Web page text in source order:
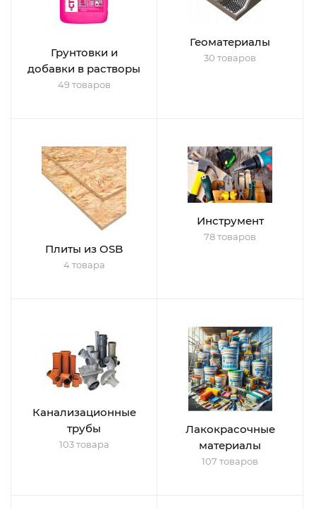
Грунтовки и
добавки в растворы
49 товаров
Геоматериалы
30 товаров
Плиты из OSB
4 товара
Инструмент
78 товаров
Канализационные
трубы
103 товара
Лакокрасочные
материалы
107 товаров